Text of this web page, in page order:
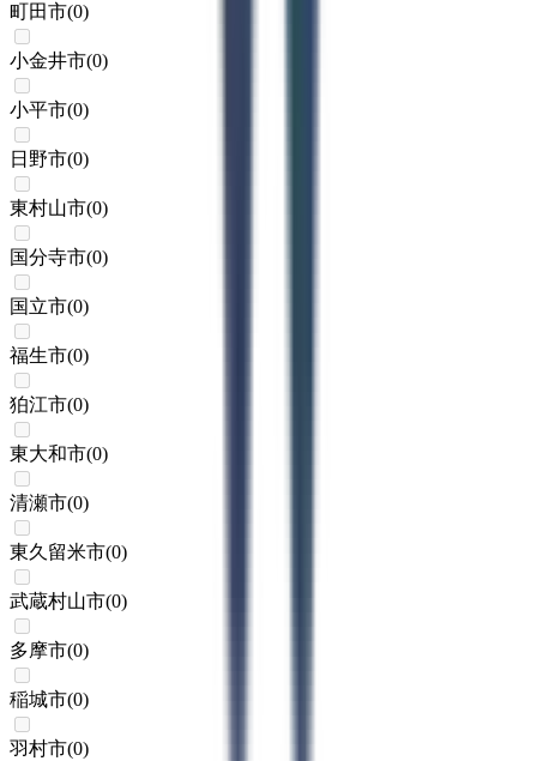
町田市(0)
小金井市(0)
小平市(0)
日野市(0)
東村山市(0)
国分寺市(0)
国立市(0)
福生市(0)
狛江市(0)
東大和市(0)
清瀬市(0)
東久留米市(0)
武蔵村山市(0)
多摩市(0)
稲城市(0)
羽村市(0)